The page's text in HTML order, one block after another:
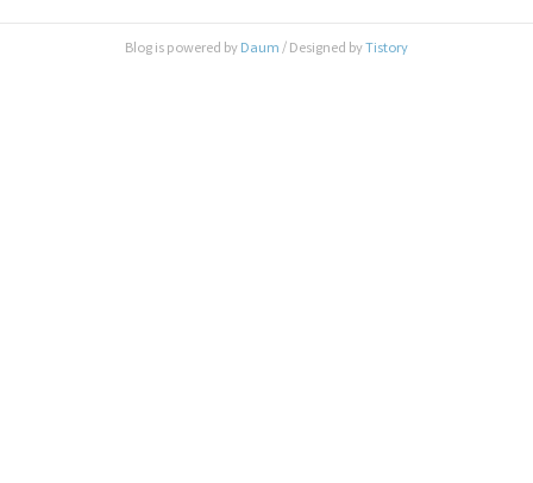
어서인지..(쿨럭) 시간표가 잘 안외워집니다. 그래서
Blog is powered by Daum / Designed byTistory